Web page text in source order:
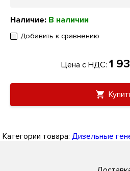
Наличие: В наличии
Добавить к сравнению
Цена с НДС: 1
Категории товара: Дизельные